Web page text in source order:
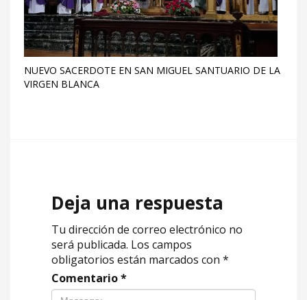
NUEVO SACERDOTE EN SAN MIGUEL SANTUARIO DE LA
VIRGEN BLANCA
Deja una respuesta
Tu dirección de correo electrónico no
será publicada. Los campos
obligatorios están marcados con *
Comentario*